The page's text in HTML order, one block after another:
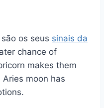
os seus sinais da
chance of
makes them
moon has